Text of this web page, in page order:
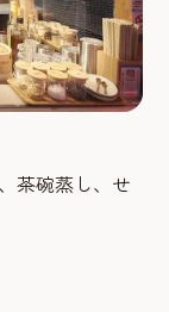
茶碗蒸し、せ